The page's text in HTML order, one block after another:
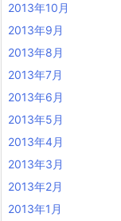
2013年10月
2013年9月
2013年8月
2013年7月
2013年6月
2013年5月
2013年4月
2013年3月
2013年2月
2013年1月